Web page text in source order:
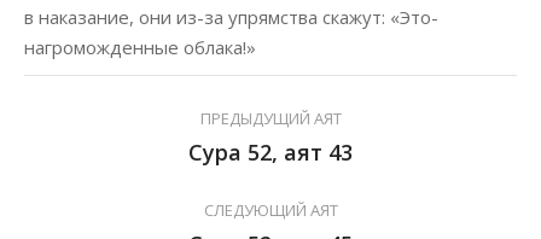
в наказание, они из-за упрямства скажут: «Это-
нагроможденные облака!»
ПРЕДЫДУЩИЙ АЯТ
Сура 52, аят 43
СЛЕДУЮЩИЙ АЯТ